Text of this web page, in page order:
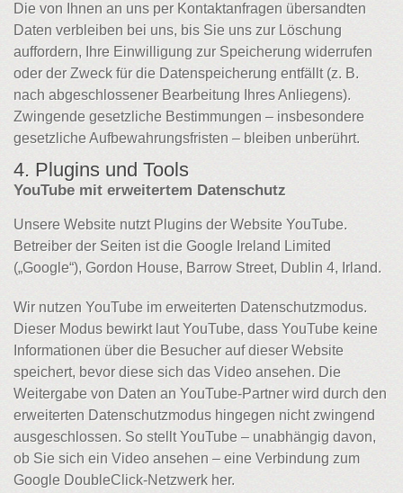
Die von Ihnen an uns per Kontaktanfragen übersandten
Daten verbleiben bei uns, bis Sie uns zur Löschung
auffordern, Ihre Einwilligung zur Speicherung widerrufen
oder der Zweck für die Datenspeicherung entfällt (z. B.
nach abgeschlossener Bearbeitung Ihres Anliegens).
Zwingende gesetzliche Bestimmungen – insbesondere
gesetzliche Aufbewahrungsfristen – bleiben unberührt.
4. Plugins und Tools
YouTube mit erweitertem Datenschutz
Unsere Website nutzt Plugins der Website YouTube.
Betreiber der Seiten ist die Google Ireland Limited
(„Google“), Gordon House, Barrow Street, Dublin 4, Irland.
Wir nutzen YouTube im erweiterten Datenschutzmodus.
Dieser Modus bewirkt laut YouTube, dass YouTube keine
Informationen über die Besucher auf dieser Website
speichert, bevor diese sich das Video ansehen. Die
Weitergabe von Daten an YouTube-Partner wird durch den
erweiterten Datenschutzmodus hingegen nicht zwingend
ausgeschlossen. So stellt YouTube – unabhängig davon,
ob Sie sich ein Video ansehen – eine Verbindung zum
Google DoubleClick-Netzwerk her.